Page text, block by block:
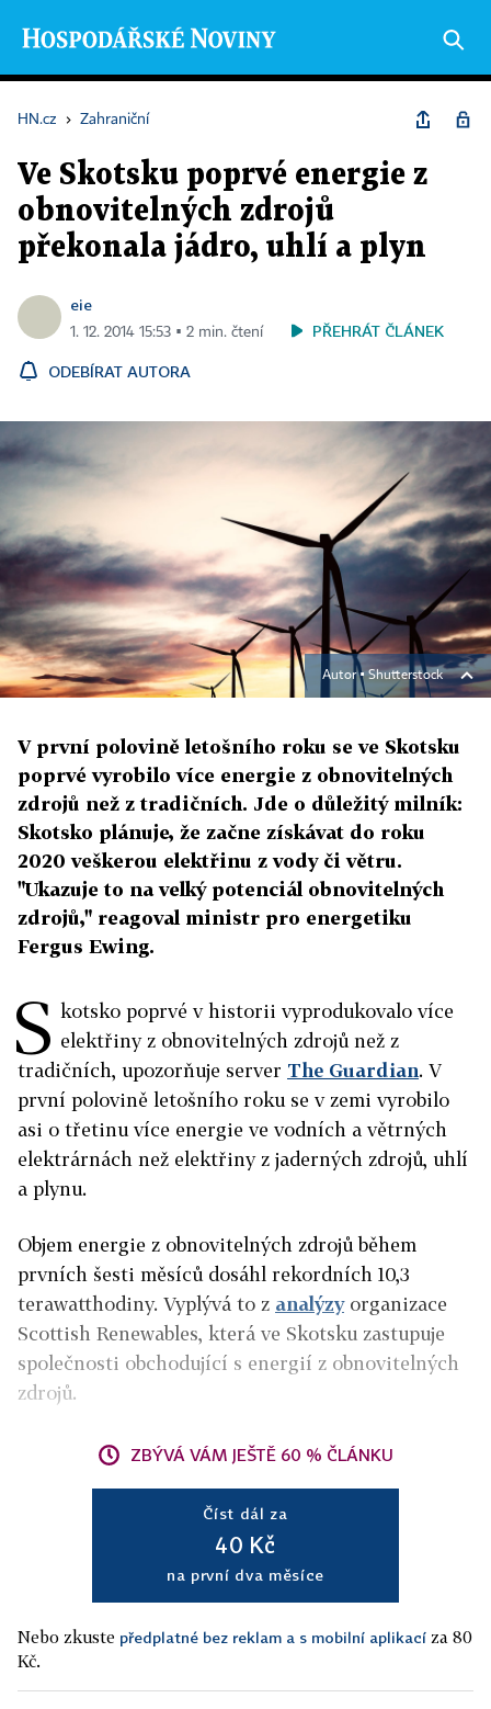
HN.cz › Zahraniční
Ve Skotsku poprvé energie z
obnovitelných zdrojů
překonala jádro, uhlí a plyn
eie
1. 12. 2014 15:53 ▪ 2 min. čtení PŘEHRÁT ČLÁNEK
ODEBÍRAT AUTORA
Autor ▪Shutterstock
V první polovině letošního roku se ve Skotsku
poprvé vyrobilo více energie z obnovitelných
zdrojů než z tradičních. Jde o důležitý milník:
Skotsko plánuje, že začne získávat do roku
2020 veškerou elektřinu z vody či větru.
"Ukazuje to na velký potenciál obnovitelných
zdrojů," reagoval ministr pro energetiku
Fergus Ewing.
S kotsko poprvé v historii vyprodukovalo více
elektřiny z obnovitelných zdrojů než z
tradičních, upozorňuje server The Guardian. V
první polovině letošního roku se v zemi vyrobilo
asi o třetinu více energie ve vodních a větrných
elektrárnách než elektřiny z jaderných zdrojů, uhlí
a plynu.
Objem energie z obnovitelných zdrojů během
prvních šesti měsíců dosáhl rekordních 10,3
terawatthodiny. Vyplývá to z analýzyorganizace
Scottish Renewables, která ve Skotsku zastupuje
společnosti obchodující s energií z obnovitelných
zdrojů.
ZBÝVÁ VÁM JEŠTĚ 60 % ČLÁNKU
Číst dál za
40 Kč
na první dva měsíce
Nebo zkuste předplatné bez reklam a s mobilní aplikací za 80
Kč.